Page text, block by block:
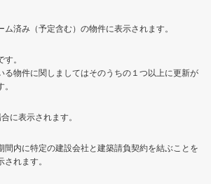
済み（予定含む）の物件に表示されます。
。
る物件に関しましてはそのうちの１つ以上に更新が
に表示されます。
間内に特定の建設会社と建築請負契約を結ぶことを
れます。